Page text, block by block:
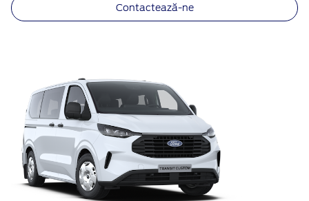
Contactează-ne